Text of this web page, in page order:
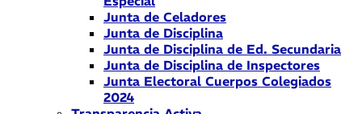
Junta de Celadores
Junta de Disciplina
Junta de Disciplina de Ed. Secundaria
Junta de Disciplina de Inspectores
Junta Electoral Cuerpos Colegiados
2024